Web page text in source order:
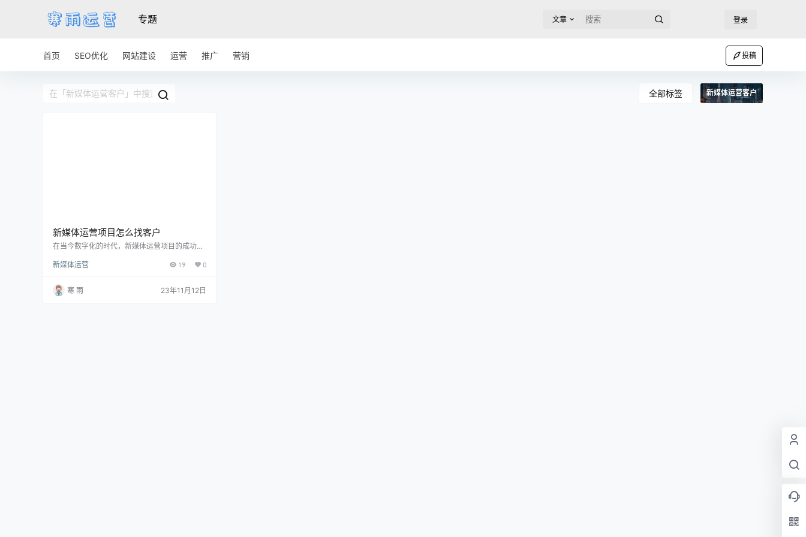
专题 文章 登录
首页 SEO优化 网站建设 运营 推广 营销 投稿
全部标签 新媒体运营客户
新媒体运营项目怎么找客户
在当今数字化的时代，新媒体运营项目的成功与
好客户。随着竞争的加剧，找到潜在客户成为新
于如何寻找潜在客户的实用建议。 1、精准定位
目标客户群体 要找到合适的客户，首先需要明确
新媒体运营 19 0
寒 雨 23年11月12日